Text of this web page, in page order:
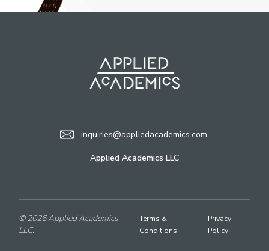
inquiries@appliedacademics.com
Applied Academics LLC
© 2026 Applied Academics
LLC.
Terms &
Conditions
Privacy
Policy